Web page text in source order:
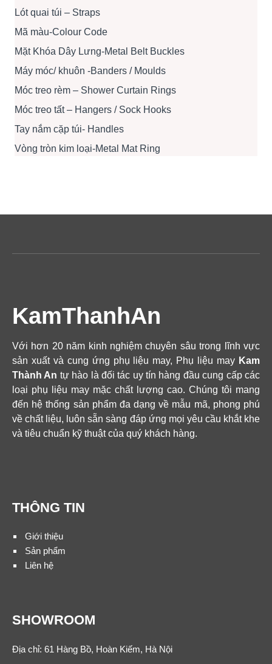
Lót quai túi – Straps
Mã màu-Colour Code
Mặt Khóa Dây Lưng-Metal Belt Buckles
Máy móc/ khuôn -Banders / Moulds
Móc treo rèm – Shower Curtain Rings
Móc treo tất – Hangers / Sock Hooks
Tay nắm cặp túi- Handles
Vòng tròn kim loại-Metal Mat Ring
KamThanhAn
Với hơn 20 năm kinh nghiệm chuyên sâu trong lĩnh vực
sản xuất và cung ứng phụ liệu may, Phụ liệu may Kam
Thành An tự hào là đối tác uy tín hàng đầu cung cấp các
loại phụ liệu may mặc chất lượng cao. Chúng tôi mang
đến hệ thống sản phẩm đa dạng về mẫu mã, phong phú
về chất liệu, luôn sẵn sàng đáp ứng mọi yêu cầu khắt khe
và tiêu chuẩn kỹ thuật của quý khách hàng.
THÔNG TIN
Giới thiệu
Sản phẩm
Liên hệ
SHOWROOM
Địa chỉ: 61 Hàng Bồ, Hoàn Kiếm, Hà Nội